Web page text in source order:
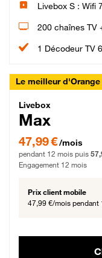
Livebox S : Wifi
200 chaînes TV
1 Décodeur TV 6
Le meilleur d'Orange
Livebox
Livebox
Max
47,99 € par mois
47,99 €/mois
pendant 12 mois puis
Engagement 12 mois
Prix client mobile
47,99 €/mois pendant